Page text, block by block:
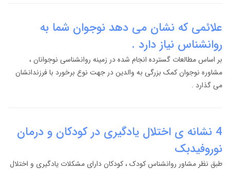
علائمی که نشان می دهد نوجوان شما به
روانشناس نیاز دارد .
بر اساس مطالعات گسترده انجام شده در زمینه روانشناسی نوجوانان ،
مشاوره نوجوان کمک بزرگی به والدین در جهت نوع برخورد با فرزندانشان
می گذارد .
4 نشانه ی اختلال یادگیری در کودکان و درمان
نوروفیدبک
طبق نظر مشاور روانشناس کودک ، کودکان دارای مشکلات یادگیری و اختلال